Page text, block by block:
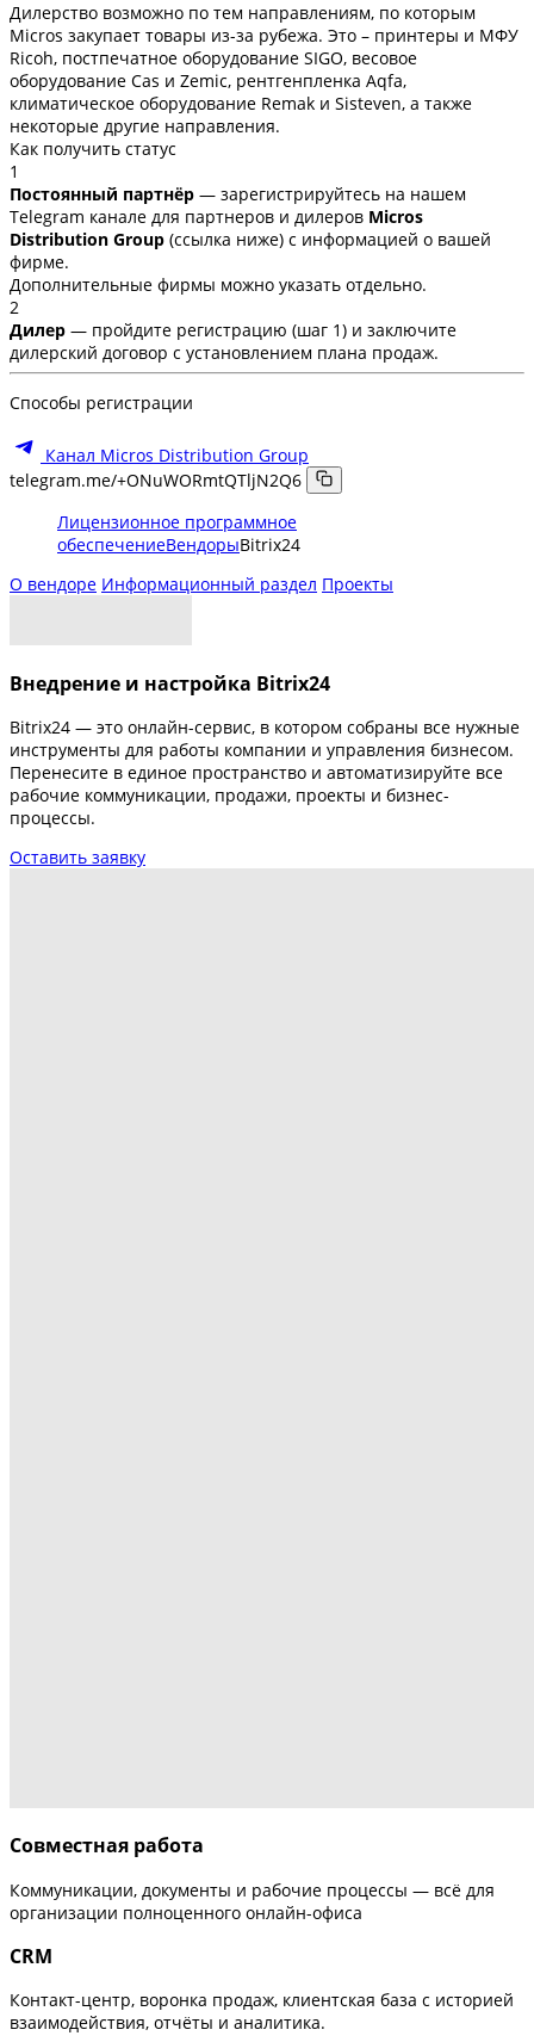
Дилерство возможно по тем направлениям, по которым
Micros закупает товары из-за рубежа. Это – принтеры и МФУ
Ricoh, постпечатное оборудование SIGO, весовое
оборудование Cas и Zemic, рентгенпленка Aqfa,
климатическое оборудование Remak и Sisteven, а также
некоторые другие направления.
Как получить статус
1
Постоянный партнёр — зарегистрируйтесь на нашем
Telegram канале для партнеров и дилеров Micros
Distribution Group (ссылка ниже) с информацией о вашей
фирме.
Дополнительные фирмы можно указать отдельно.
2
Дилер — пройдите регистрацию (шаг 1) и заключите
дилерский договор с установлением плана продаж.
Способы регистрации
Канал Micros Distribution Group
telegram.me/+ONuWORmtQTljN2Q6
Лицензионное программное
обеспечениеВендорыBitrix24
О вендоре Информационный раздел Проекты
Внедрение и настройка Bitrix24
Bitrix24 — это онлайн-сервис, в котором собраны все нужные
инструменты для работы компании и управления бизнесом.
Перенесите в единое пространство и автоматизируйте все
рабочие коммуникации, продажи, проекты и бизнес-
процессы.
Оставить заявку
Совместная работа
Коммуникации, документы и рабочие процессы — всё для
организации полноценного онлайн-офиса
CRM
Контакт-центр, воронка продаж, клиентская база с историей
взаимодействия, отчёты и аналитика.